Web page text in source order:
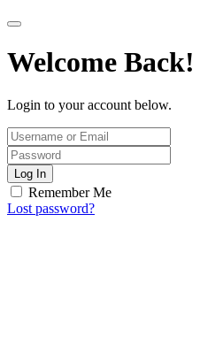
Welcome Back!
Login to your account below.
Log In
Remember Me
Lost password?